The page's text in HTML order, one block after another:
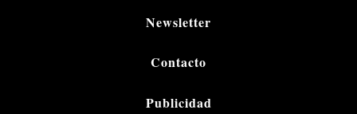
Newsletter
Contacto
Publicidad